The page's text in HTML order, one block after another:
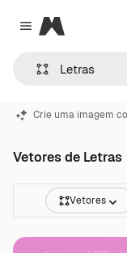
Close menu
Magnific
Crie uma imagem
Vetores de Letras
Vetores